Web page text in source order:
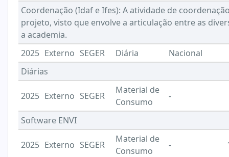
Coordenação (Idaf e Ifes): A atividade de
projeto, visto que envolve a articulação entre as
a academia.
2025 Externo SEGER Diária
Nacional
Diárias
2025 Externo SEGER
Material de
Consumo
-
Software ENVI
2025 Externo SEGER
Material de
Consumo
-